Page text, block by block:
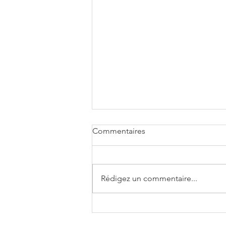
Commentaires
Rédigez un commentaire...